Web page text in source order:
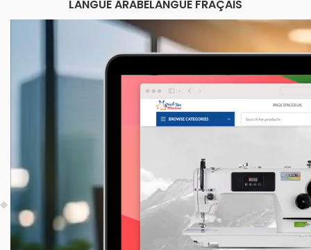
LANGUE ARABELANGUE FRAÇAIS